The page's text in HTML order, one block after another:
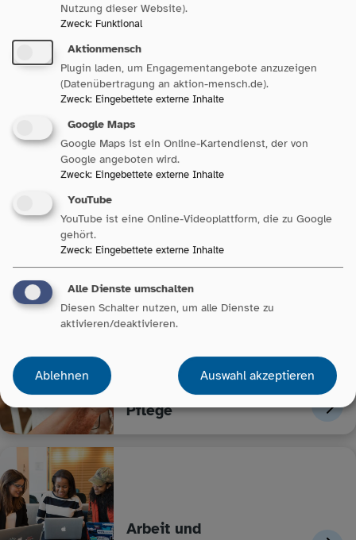
Sozialpolitik in Baden-
Württemberg
Unsere Bereiche
Ältere Menschen und
Pflege
Arbeit und
Nutzung dieser Website).
Zweck: Funktional
Aktionmensch
Plugin laden, um Engagementangebote anzuzeigen
(Datenübertragung an aktion-mensch.de).
Zweck: Eingebettete externe Inhalte
Google Maps
Google Maps ist ein Online-Kartendienst, der von
Google angeboten wird.
Zweck: Eingebettete externe Inhalte
YouTube
YouTube ist eine Online-Videoplattform, die zu Google
gehört.
Zweck: Eingebettete externe Inhalte
Alle Dienste umschalten
Diesen Schalter nutzen, um alle Dienste zu
aktivieren/deaktivieren.
Ablehnen Auswahl akzeptieren